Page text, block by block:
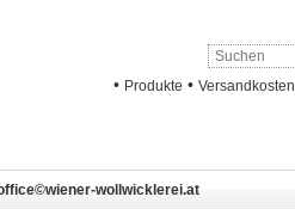
• Produkte • Versandkosten
wollwicklerei.at